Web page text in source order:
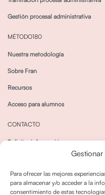
Para ofrecer las mejores
para almacenar y/o acceder a la
consentimiento de estas
Gestión procesal administrativa
MÉTODO180
Nuestra metodología
Sobre Fran
Recursos
Acceso para alumnos
CONTACTO
Solicitar información